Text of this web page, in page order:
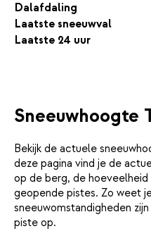
Dalafdaling
Laatste sneeuwval
Laatste 24 uur
Sneeuwhoogte
Bekijk de actuele
deze pagina vind je de
op de berg, de
geopende pistes. Zo weet
sneeuwomstandigheden
piste op.